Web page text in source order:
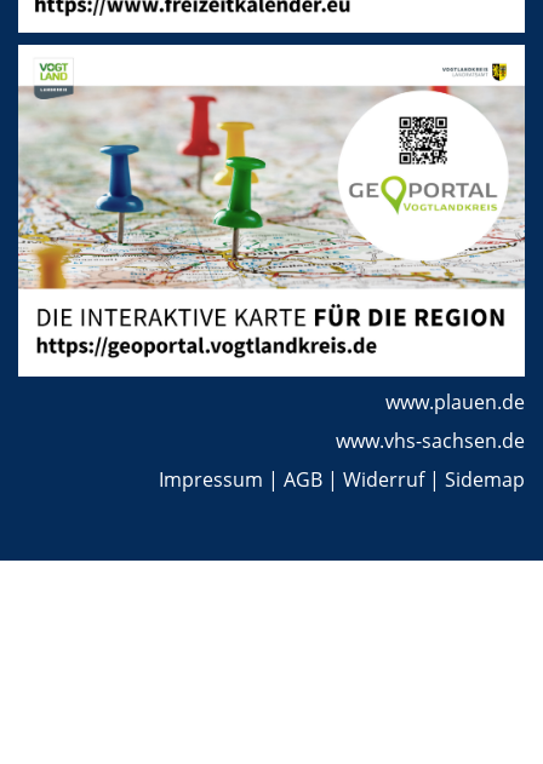
www.plauen.de
www.vhs-sachsen.de
Impressum | AGB | Widerruf| Sidemap